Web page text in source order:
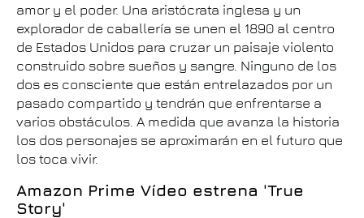
amor y el poder. Una aristócrata inglesa y un
explorador de caballería se unen el 1890 al centro
de Estados Unidos para cruzar un paisaje violento
construido sobre sueños y sangre. Ninguno de los
dos es consciente que están entrelazados por un
pasado compartido y tendrán que enfrentarse a
varios obstáculos. A medida que avanza la historia
los dos personajes se aproximarán en el futuro que
los toca vivir.
Amazon Prime Vídeo estrena 'True
Story'